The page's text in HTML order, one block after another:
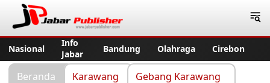
Nasional
Info
Jabar
Bandung Olahraga Cirebon
Beranda Karawang Gebang Karawang